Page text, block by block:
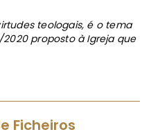
teologais, é o tema
proposto à Igreja que
Ficheiros